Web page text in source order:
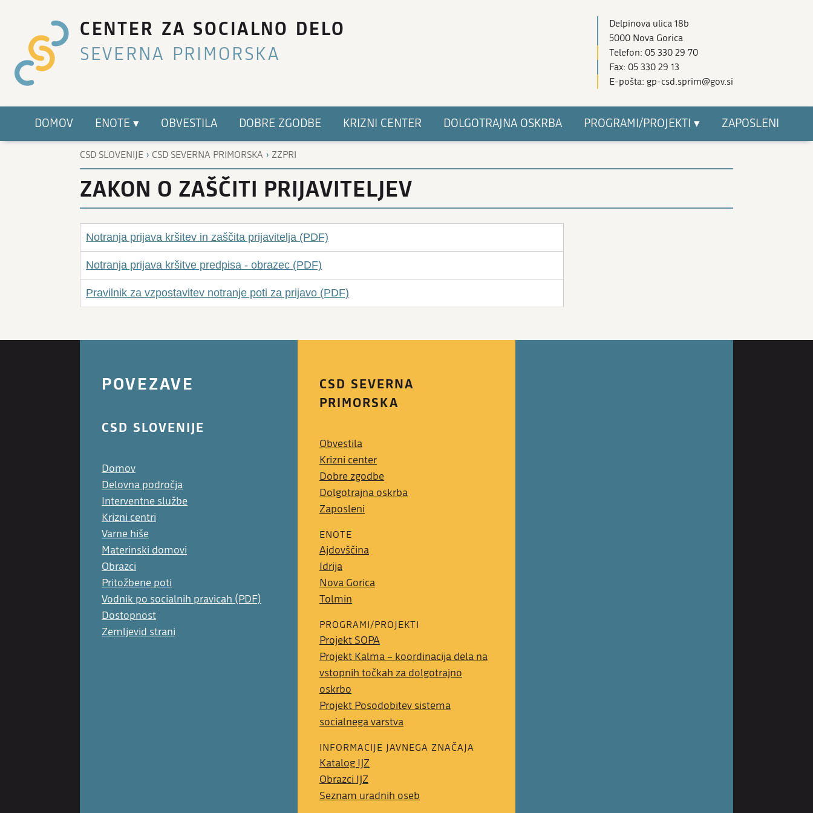
CENTER ZA SOCIALNO DELO
SEVERNA PRIMORSKA
Delpinova ulica 18b
5000 Nova Gorica
Telefon: 05 330 29 70
Fax: 05 330 29 13
E-pošta: gp-csd.sprim@gov.si
DOMOV ENOTE ▾ OBVESTILA DOBRE ZGODBE KRIZNI CENTER DOLGOTRAJNA OSKRBA PROGRAMI/PROJEKTI ▾ ZAPOSLENI
CSD SLOVENIJE › CSD SEVERNA PRIMORSKA › ZZPRI
ZAKON O ZAŠČITI PRIJAVITELJEV
Notranja prijava kršitev in zaščita prijavitelja (PDF)
Notranja prijava kršitve predpisa - obrazec (PDF)
Pravilnik za vzpostavitev notranje poti za prijavo (PDF)
POVEZAVE
CSD SLOVENIJE
Domov
Delovna področja
Interventne službe
Krizni centri
Varne hiše
Materinski domovi
Obrazci
Pritožbene poti
Vodnik po socialnih pravicah (PDF)
Dostopnost
Zemljevid strani
CSD SEVERNA
PRIMORSKA
Obvestila
Krizni center
Dobre zgodbe
Dolgotrajna oskrba
Zaposleni
ENOTE
Ajdovščina
Idrija
Nova Gorica
Tolmin
PROGRAMI/PROJEKTI
Projekt SOPA
Projekt Kalma – koordinacija dela na
vstopnih točkah za dolgotrajno
oskrbo
Projekt Posodobitev sistema
socialnega varstva
INFORMACIJE JAVNEGA ZNAČAJA
Katalog IJZ
Obrazci IJZ
Seznam uradnih oseb